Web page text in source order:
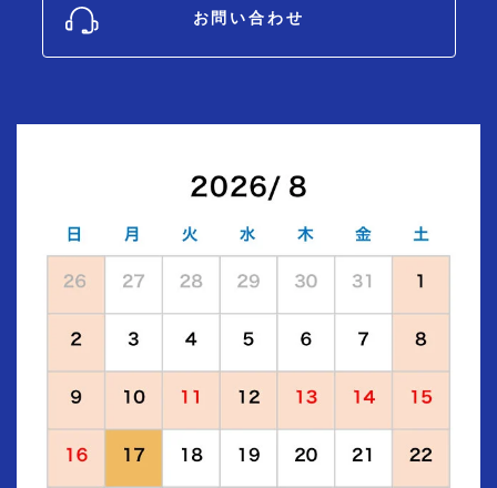
お問い合わせ